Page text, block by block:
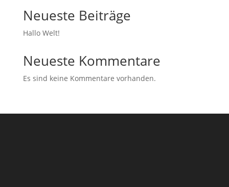
Neueste Beiträge
Hallo Welt!
Neueste Kommentare
Es sind keine Kommentare vorhanden.